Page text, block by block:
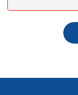
thiệu...